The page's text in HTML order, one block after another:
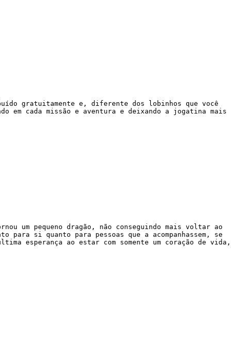
gratuitamente e, diferente dos lobinhos que você
em cada missão e aventura e deixando a jogatina mais
um pequeno dragão, não conseguindo mais voltar ao
para si quanto para pessoas que a acompanhassem, se
esperança ao estar com somente um coração de vida,